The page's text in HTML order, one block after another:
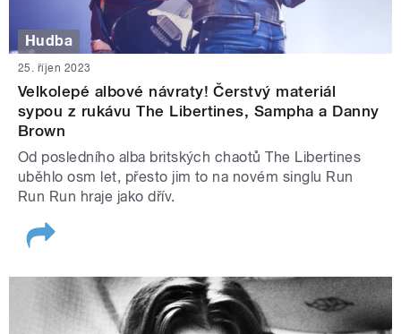
Hudba
25. říjen 2023
Velkolepé albové návraty! Čerstvý materiál
sypou z rukávu The Libertines, Sampha a Danny
Brown
Od posledního alba britských chaotů The Libertines
uběhlo osm let, přesto jim to na novém singlu Run
Run Run hraje jako dřív.